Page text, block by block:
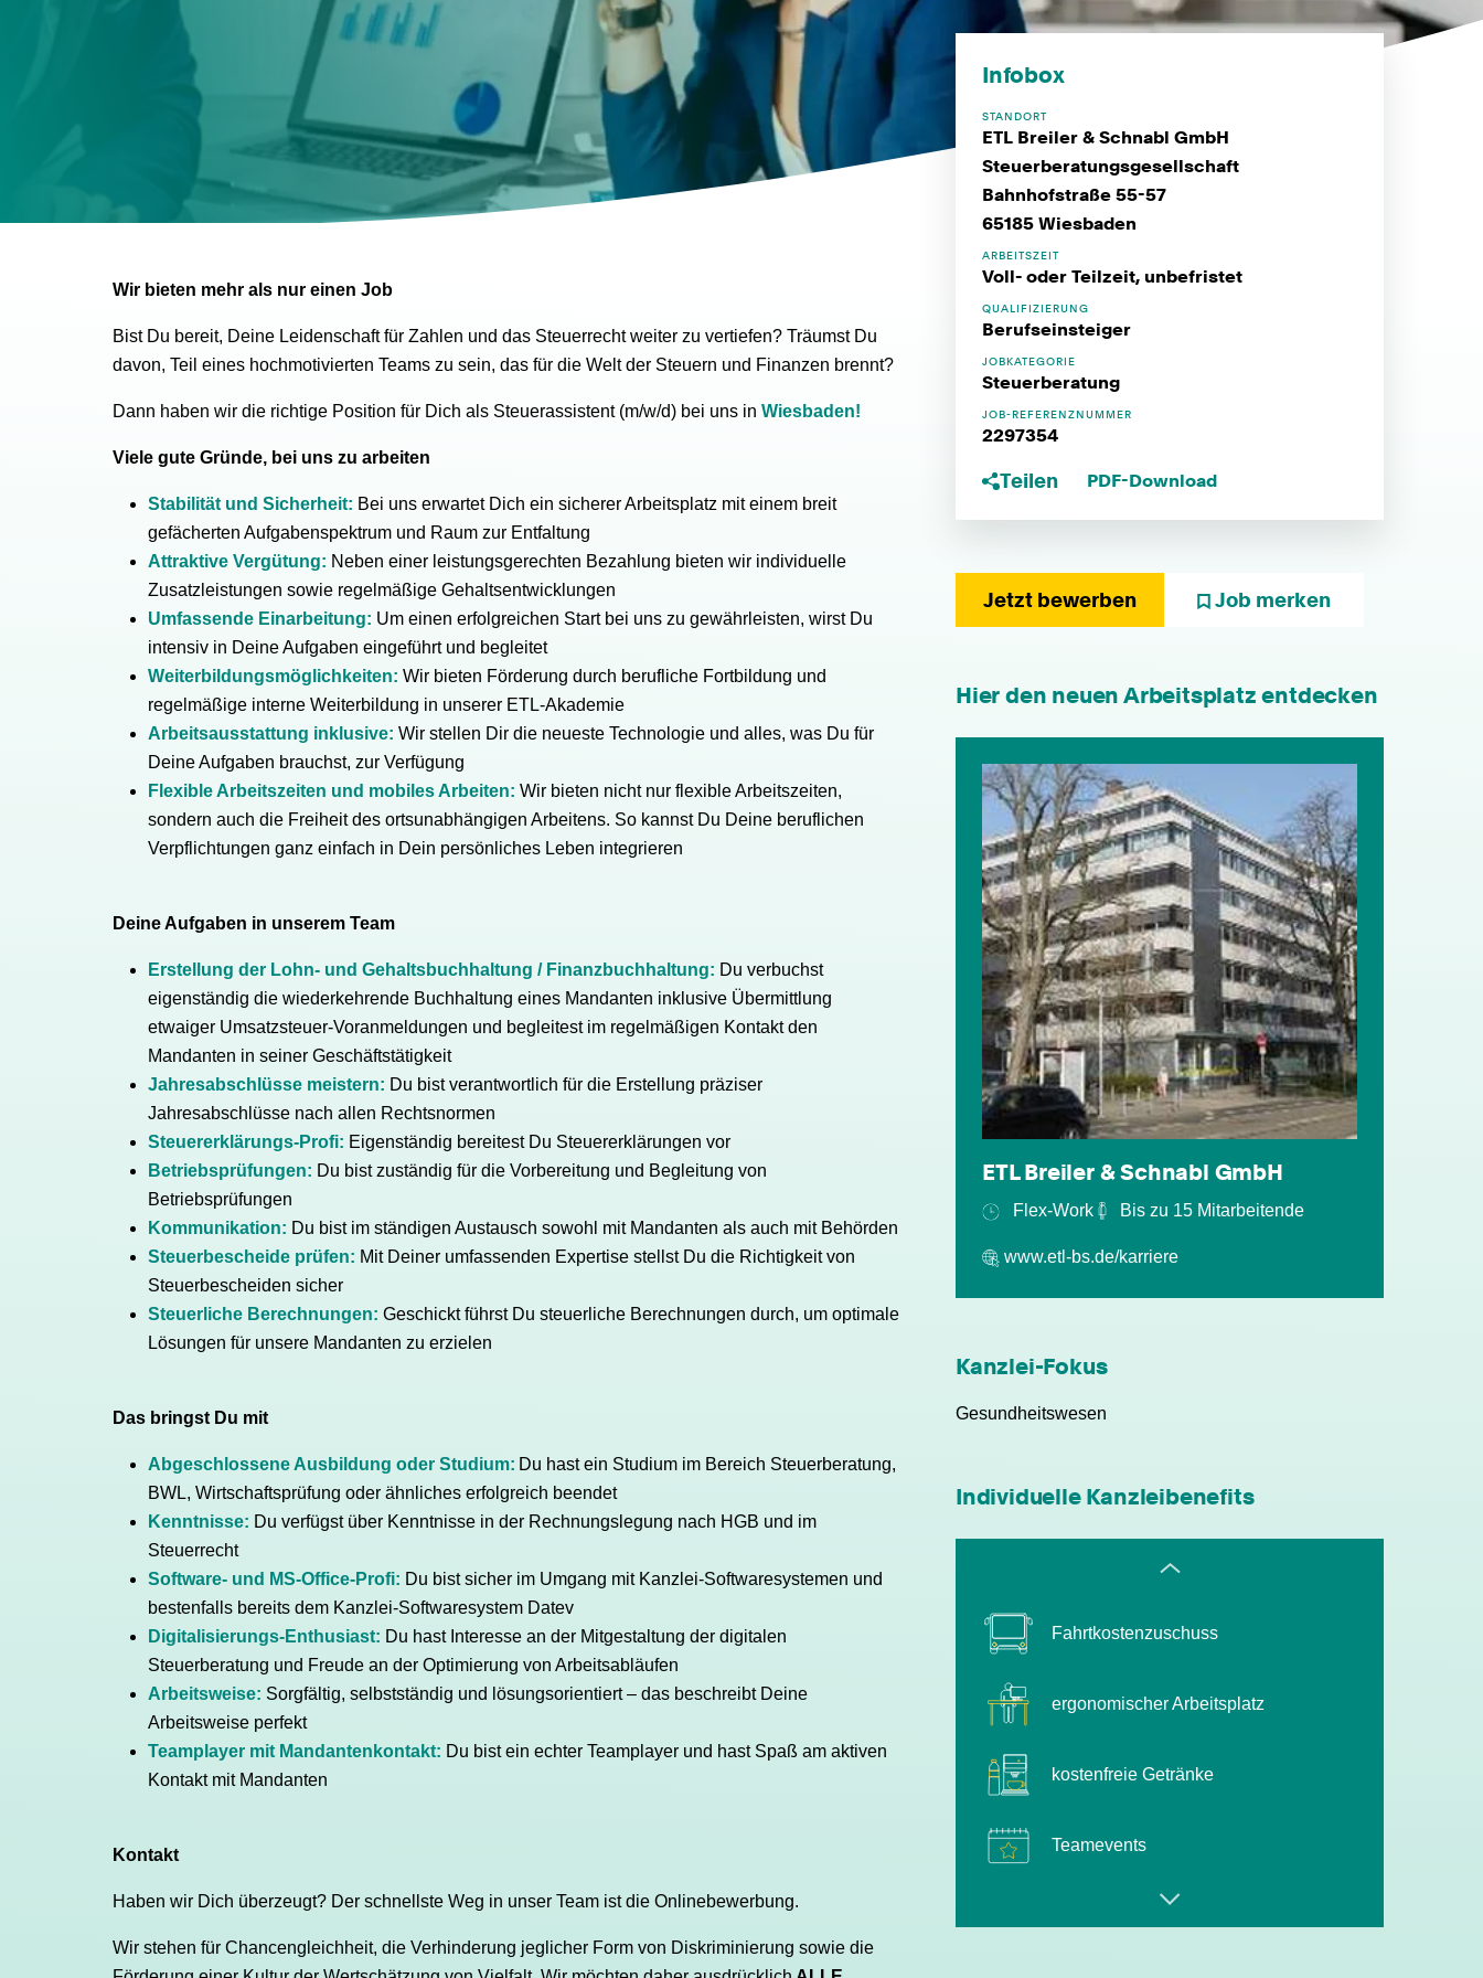
Wir bieten mehr als nur einen Job
Bist Du bereit, Deine Leidenschaft für Zahlen und das Steuerrecht weiter zu vertiefen? Träumst Du
davon, Teil eines hochmotivierten Teams zu sein, das für die Welt der Steuern und Finanzen brennt?
Dann haben wir die richtige Position für Dich als Steuerassistent (m/w/d) bei uns in Wiesbaden!
Viele gute Gründe, bei uns zu arbeiten
Stabilität und Sicherheit: Bei uns erwartet Dich ein sicherer Arbeitsplatz mit einem breit
gefächerten Aufgabenspektrum und Raum zur Entfaltung
Attraktive Vergütung: Neben einer leistungsgerechten Bezahlung bieten wir individuelle
Zusatzleistungen sowie regelmäßige Gehaltsentwicklungen
Umfassende Einarbeitung: Um einen erfolgreichen Start bei uns zu gewährleisten, wirst Du
intensiv in Deine Aufgaben eingeführt und begleitet
Weiterbildungsmöglichkeiten: Wir bieten Förderung durch berufliche Fortbildung und
regelmäßige interne Weiterbildung in unserer ETL-Akademie
Arbeitsausstattung inklusive: Wir stellen Dir die neueste Technologie und alles, was Du für
Deine Aufgaben brauchst, zur Verfügung
Flexible Arbeitszeiten und mobiles Arbeiten: Wir bieten nicht nur flexible Arbeitszeiten,
sondern auch die Freiheit des ortsunabhängigen Arbeitens. So kannst Du Deine beruflichen
Verpflichtungen ganz einfach in Dein persönliches Leben integrieren
Deine Aufgaben in unserem Team
Erstellung der Lohn- und Gehaltsbuchhaltung / Finanzbuchhaltung: Du verbuchst
eigenständig die wiederkehrende Buchhaltung eines Mandanten inklusive Übermittlung
etwaiger Umsatzsteuer-Voranmeldungen und begleitest im regelmäßigen Kontakt den
Mandanten in seiner Geschäftstätigkeit
Jahresabschlüsse meistern: Du bist verantwortlich für die Erstellung präziser
Jahresabschlüsse nach allen Rechtsnormen
Steuererklärungs-Profi: Eigenständig bereitest Du Steuererklärungen vor
Betriebsprüfungen: Du bist zuständig für die Vorbereitung und Begleitung von
Betriebsprüfungen
Kommunikation: Du bist im ständigen Austausch sowohl mit Mandanten als auch mit Behörden
Steuerbescheide prüfen: Mit Deiner umfassenden Expertise stellst Du die Richtigkeit von
Steuerbescheiden sicher
Steuerliche Berechnungen: Geschickt führst Du steuerliche Berechnungen durch, um optimale
Lösungen für unsere Mandanten zu erzielen
Das bringst Du mit
Abgeschlossene Ausbildung oder Studium: Du hast ein Studium im Bereich Steuerberatung,
BWL, Wirtschaftsprüfung oder ähnliches erfolgreich beendet
Kenntnisse: Du verfügst über Kenntnisse in der Rechnungslegung nach HGB und im
Steuerrecht
Software- und MS-Office-Profi: Du bist sicher im Umgang mit Kanzlei-Softwaresystemen und
bestenfalls bereits dem Kanzlei-Softwaresystem Datev
Digitalisierungs-Enthusiast: Du hast Interesse an der Mitgestaltung der digitalen
Steuerberatung und Freude an der Optimierung von Arbeitsabläufen
Arbeitsweise: Sorgfältig, selbstständig und lösungsorientiert – das beschreibt Deine
Arbeitsweise perfekt
Teamplayer mit Mandantenkontakt: Du bist ein echter Teamplayer und hast Spaß am aktiven
Kontakt mit Mandanten
Kontakt
Haben wir Dich überzeugt? Der schnellste Weg in unser Team ist die Onlinebewerbung.
Wir stehen für Chancengleichheit, die Verhinderung jeglicher Form von Diskriminierung sowie die
Infobox
STANDORT
ETL Breiler & Schnabl GmbH
Steuerberatungsgesellschaft
Bahnhofstraße 55-57
65185 Wiesbaden
ARBEITSZEIT
Voll- oder Teilzeit, unbefristet
QUALIFIZIERUNG
Berufseinsteiger
JOBKATEGORIE
Steuerberatung
JOB-REFERENZNUMMER
2297354
Teilen PDF-Download
Jetzt bewerben Job merken
Hier den neuen Arbeitsplatz entdecken
ETL Breiler & Schnabl GmbH
Flex-Work Bis zu 15 Mitarbeitende
www.etl-bs.de/karriere
Kanzlei-Fokus
Gesundheitswesen
Individuelle Kanzleibenefits
individuelle Fort- & Weiterbildung
moderne technische Ausstattung
Fahrtkostenzuschuss
ergonomischer Arbeitsplatz
kostenfreie Getränke
Teamevents
leistungsgerechte Bezahlung